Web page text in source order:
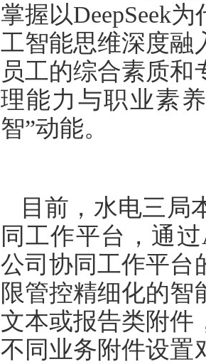
掌握以DeepSeek
工智能思维深度融
员工的综合素质
理能力与职业素
智”动能。
目前，水电三局
同工作平台，通
公司协同工作平台
限管控精细化的智
文本或报告类附件
不同业务附件设置